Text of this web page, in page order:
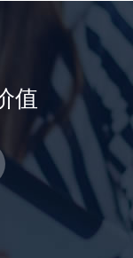
值